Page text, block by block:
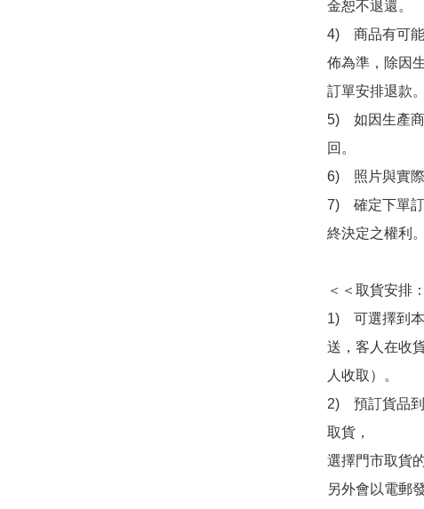
金恕不退還。
4)　商品有可
佈為準，除因
訂單安排退款。
5)　如因生產
回。
6)　照片與實
7)　確定下單
終決定之權利。
＜＜取貨安排
1)　可選擇到
送，客人在收
人收取）。
2)　預訂貨品
取貨，
選擇門市取貨
另外會以電郵